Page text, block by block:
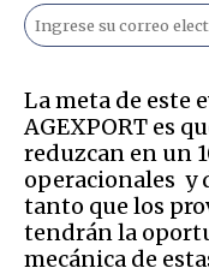
La meta de este
AGEXPORT es
reduzcan en un
operacionales y
tanto que los
tendrán la
mecánica de